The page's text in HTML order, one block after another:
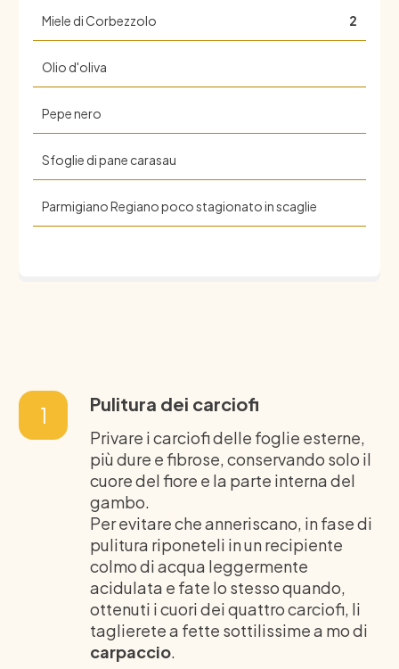
Miele di Corbezzolo 2
Olio d'oliva
Pepe nero
Sfoglie di pane carasau
Parmigiano Regiano poco stagionato in scaglie
1 Pulitura dei carciofi
Privare i carciofi delle foglie esterne,
più dure e fibrose, conservando solo il
cuore del fiore e la parte interna del
gambo.
Per evitare che anneriscano, in fase di
pulitura riponeteli in un recipiente
colmo di acqua leggermente
acidulata e fate lo stesso quando,
ottenuti i cuori dei quattro carciofi, li
taglierete a fette sottilissime a mo di
carpaccio.